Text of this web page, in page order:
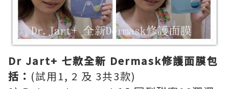
Dr Jart+ 七款全新 Dermask修護面膜包
括： (試用1, 2 及 3共3款)